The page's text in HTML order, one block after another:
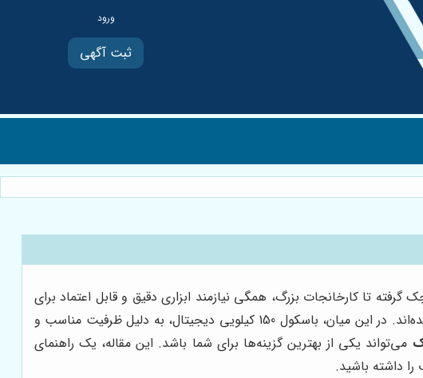
ثبت آگهی
تا کارخانجات بزرگ، همگی نیازمند ابزاری دقیق و قابل اعتماد برای
وزن‌کشی هستند. باسکول‌های دیجیتال، با ارائه دقت بالا و سهولت استفاده، به انتخابی ایده‌آل برای این منظور تبدیل شده‌اند. در این میان، باسکول 150 کیلویی دیجیتال، به دلیل ظرفیت مناسب و
می‌تواند یکی از بهترین گزینه‌ها برای شما باشد. این مقاله، یک راهنمای
داشته باشید.